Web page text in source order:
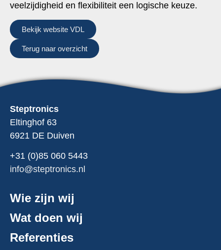
veelzijdigheid en flexibiliteit een logische keuze.
Bekijk website VDL
Terug naar overzicht
Steptronics
Eltinghof 63
6921 DE Duiven
+31 (0)85 060 5443
info@steptronics.nl
Wie zijn wij
Wat doen wij
Referenties